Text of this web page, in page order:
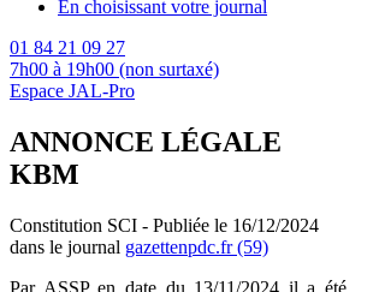
En choisissant votre journal
01 84 21 09 27
7h00 à 19h00 (non surtaxé)
Espace JAL-Pro
ANNONCE LÉGALE
KBM
Constitution SCI - Publiée le 16/12/2024
dans le journal gazettenpdc.fr (59)
Par ASSP en date du 13/11/2024 il a été